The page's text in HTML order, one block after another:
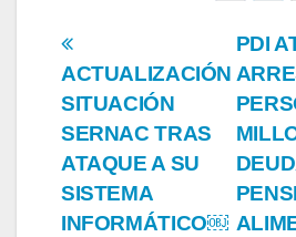
Navegación
de
entradas
PDI
ACTUALIZACIÓN
SITUACIÓN
SERNAC TRAS
ATAQUE A SU
SISTEMA
INFORMÁTICO￼